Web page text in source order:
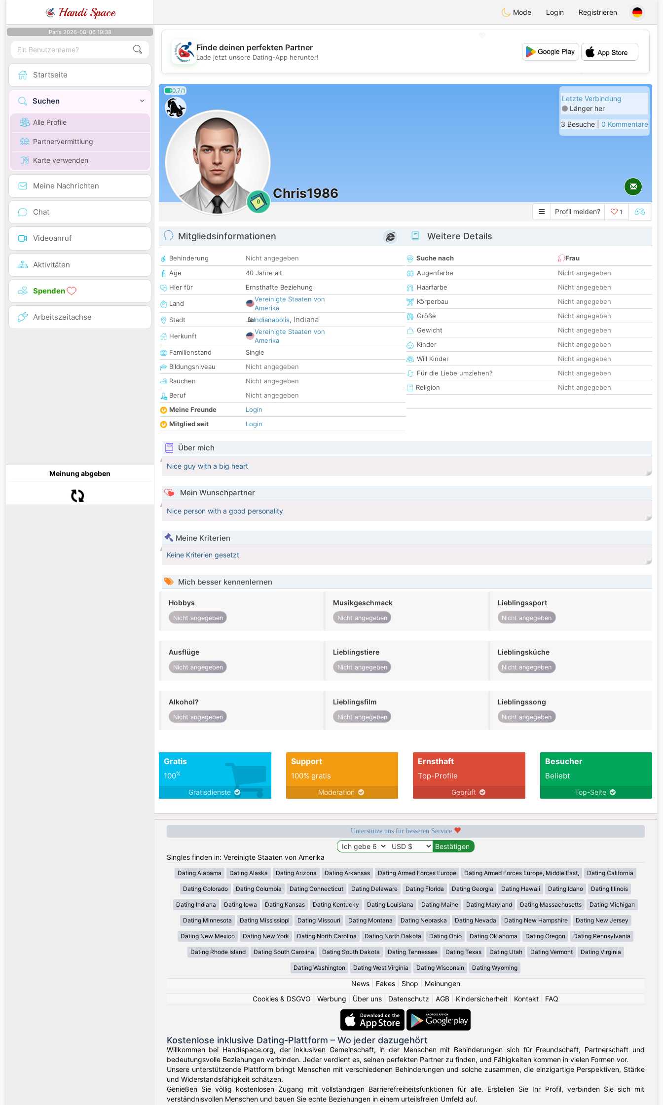
Handi Space Mode Login Registrieren
Paris 2026-08-06 19:38
Startseite
Suchen
Alle Profile
Partnervermittlung
Karte verwenden
Meine Nachrichten
Chat
Videoanruf
Aktivitäten
Spenden
Arbeitszeitachse
Meinung abgeben
💖
Finde deinen perfekten Partner
Lade jetzt unsere Dating-App herunter!
0.7/1
0
Chris1986
Letzte Verbindung
Länger her
3 Besuche | 0 Kommentare
Profil melden? 1
Mitgliedsinformationen
Behinderung
Nicht angegeben
Age
40 Jahre alt
Hier für
Ernsthafte Beziehung
Land
Vereinigte Staaten von
Amerika
Stadt
Indianapolis, Indiana
Herkunft
Vereinigte Staaten von
Amerika
Familienstand
Single
Bildungsniveau
Nicht angegeben
Rauchen
Nicht angegeben
Beruf
Nicht angegeben
Meine Freunde
Login
Mitglied seit
Login
Weitere Details
Suche nach
Frau
Augenfarbe
Nicht angegeben
Haarfarbe
Nicht angegeben
Körperbau
Nicht angegeben
Größe
Nicht angegeben
Gewicht
Nicht angegeben
Kinder
Nicht angegeben
Will Kinder
Nicht angegeben
Für die Liebe umziehen?
Nicht angegeben
Religion
Nicht angegeben
Über mich
Nice guy with a big heart
Mein Wunschpartner
Nice person with a good personality
Meine Kriterien
Keine Kriterien gesetzt
Mich besser kennenlernen
Hobbys
Nicht angegeben
Musikgeschmack
Nicht angegeben
Lieblingssport
Nicht angegeben
Ausflüge
Nicht angegeben
Lieblingstiere
Nicht angegeben
Lieblingsküche
Nicht angegeben
Alkohol?
Nicht angegeben
Lieblingsfilm
Nicht angegeben
Lieblingssong
Nicht angegeben
Gratis
100%
Gratisdienste
Support
100% gratis
Moderation
Ernsthaft
Top-Profile
Geprüft
Besucher
Beliebt
Top-Seite
Unterstütze uns für besseren Service
Singles finden in: Vereinigte Staaten von Amerika
Dating Alabama Dating Alaska Dating Arizona Dating Arkansas Dating Armed Forces Europe Dating Armed Forces Europe, Middle East, Dating California
Dating Colorado Dating Columbia Dating Connecticut Dating Delaware Dating Florida Dating Georgia Dating Hawaii Dating Idaho Dating Illinois
Dating Indiana Dating Iowa Dating Kansas Dating Kentucky Dating Louisiana Dating Maine Dating Maryland Dating Massachusetts Dating Michigan
Dating Minnesota Dating Mississippi Dating Missouri Dating Montana Dating Nebraska Dating Nevada Dating New Hampshire Dating New Jersey
Dating New Mexico Dating New York Dating North Carolina Dating North Dakota Dating Ohio Dating Oklahoma Dating Oregon Dating Pennsylvania
Dating Rhode Island Dating South Carolina Dating South Dakota Dating Tennessee Dating Texas Dating Utah Dating Vermont Dating Virginia
Dating Washington Dating West Virginia Dating Wisconsin Dating Wyoming
News| Fakes| Shop
Meinungen
Cookies & DSGVO
Werbung Über uns Datenschutz AGB Kindersicherheit Kontakt FAQ
Kostenlose inklusive Dating-Plattform – Wo jeder dazugehört
Willkommen bei Handispace.org, der inklusiven Gemeinschaft, in der Menschen mit Behinderungen sich für Freundschaft, Partnerschaft und
bedeutungsvolle Beziehungen verbinden. Jeder verdient es, seinen perfekten Partner zu finden, und Fähigkeiten kommen in vielen Formen vor.
Unsere unterstützende Plattform bringt Menschen mit verschiedenen Behinderungen und solche zusammen, die einzigartige Perspektiven, Stärke
und Widerstandsfähigkeit schätzen.
Genießen Sie völlig kostenlosen Zugang mit vollständigen Barrierefreiheitsfunktionen für alle. Erstellen Sie Ihr Profil, verbinden Sie sich mit
verständnisvollen Menschen und bauen Sie echte Beziehungen in einem urteilsfreien Umfeld auf.